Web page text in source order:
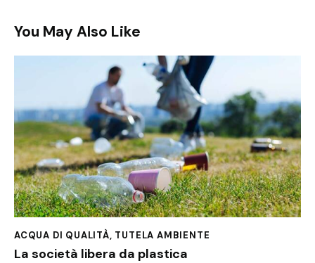
You May Also Like
ACQUA DI QUALITÀ, TUTELA AMBIENTE
La società libera da plastica